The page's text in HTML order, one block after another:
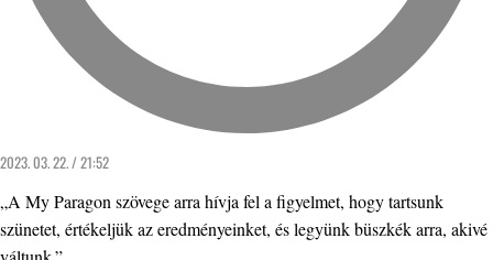
2023. 03. 22. / 21:52
„A My Paragon szövege arra hívja fel a figyelmet, hogy tartsunk
szünetet, értékeljük az eredményeinket, és legyünk büszkék arra, akivé